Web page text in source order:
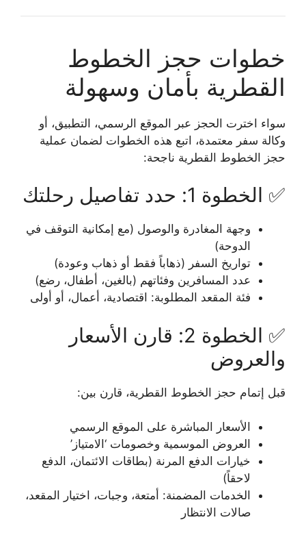
خطوات حجز الخطوط
القطرية بأمان وسهولة
سواء اخترت الحجز عبر الموقع الرسمي، التطبيق، أو
وكالة سفر معتمدة، اتبع هذه الخطوات لضمان عملية
حجز الخطوط القطرية ناجحة:
✅ الخطوة 1: حدد تفاصيل رحلتك
وجهة المغادرة والوصول (مع إمكانية التوقف في
الدوحة)
تواريخ السفر (ذهاباً فقط أو ذهاب وعودة)
عدد المسافرين وفئاتهم (بالغين، أطفال، رضع)
فئة المقعد المطلوبة: اقتصادية، أعمال، أو أولى
✅ الخطوة 2: قارن الأسعار
والعروض
قبل إتمام حجز الخطوط القطرية، قارن بين:
الأسعار المباشرة على الموقع الرسمي
العروض الموسمية وخصومات ‘الامتياز’
خيارات الدفع المرنة (بطاقات الائتمان، الدفع
لاحقاً)
الخدمات المضمنة: أمتعة، وجبات، اختيار المقعد،
صالات الانتظار